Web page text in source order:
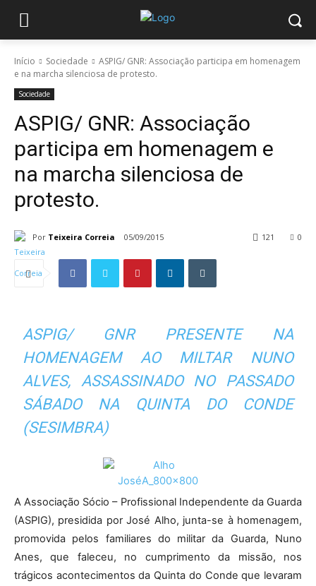
Início Sociedade
ASPIG/ GNR: Associação participa em homenagem
e na marcha silenciosa de protesto.
Sociedade
ASPIG/ GNR: Associação
participa em homenagem e
na marcha silenciosa de
protesto.
Por Teixeira Correia 05/09/2015 0
121
ASPIG/ GNR PRESENTE NA
HOMENAGEM AO MILTAR NUNO
ALVES, ASSASSINADO NO PASSADO
SÁBADO NA QUINTA DO CONDE
(SESIMBRA)
A Associação Sócio – Profissional Independente da Guarda
(ASPIG), presidida por José Alho, junta-se à homenagem,
promovida pelos familiares do militar da Guarda, Nuno
Anes, que faleceu, no cumprimento da missão, nos
trágicos acontecimentos da Quinta do Conde que levaram